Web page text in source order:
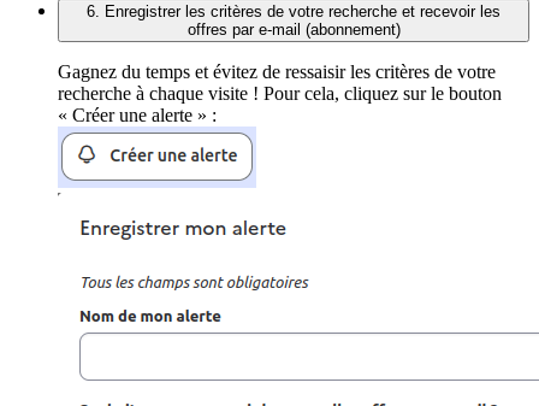
6. Enregistrer les critères de votre recherche et recevoir les
offres par e-mail (abonnement)
Gagnez du temps et évitez de ressaisir les critères de votre
recherche à chaque visite ! Pour cela, cliquez sur le bouton
« Créer une alerte » :